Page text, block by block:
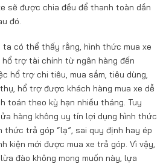
sẽ được chia đều để thanh toàn dần
đó.
có thể thấy rằng, hình thức mua xe
trợ tài chính từ ngân hàng đến
hổ trợ chi tiêu, mua sắm, tiêu dùng,
hổ trợ được khách hàng mua xe dễ
toán theo kỳ hạn nhiều tháng. Tuy
hàng không uy tín lợi dụng hình thức
thức trả góp “lạ”, sai quy định hay ép
kiện mới được mua xe trả góp. Vì vậy,
đào không mong muốn này, lựa